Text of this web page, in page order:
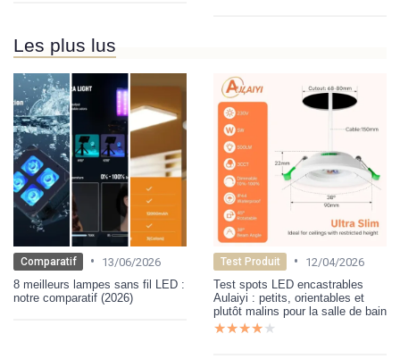
Les plus lus
Comparatif •
13/06/2026
8 meilleurs lampes sans fil LED :
notre comparatif (2026)
Test Produit •
12/04/2026
Test spots LED encastrables
Aulaiyi : petits, orientables et
plutôt malins pour la salle de bain
★★★★★
★★★★★